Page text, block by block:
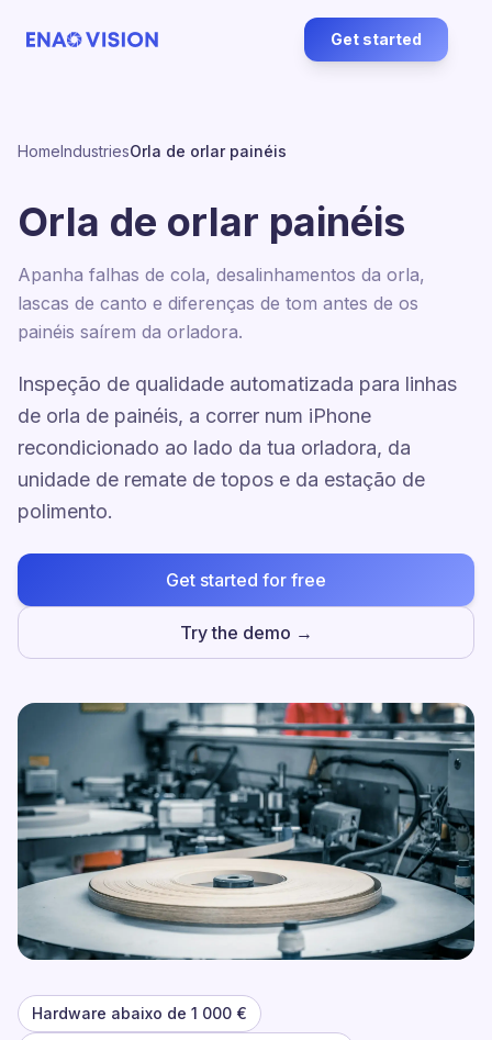
Get started
HomeIndustriesOrla de orlar painéis
Orla de orlar painéis
Apanha falhas de cola, desalinhamentos da orla,
lascas de canto e diferenças de tom antes de os
painéis saírem da orladora.
Inspeção de qualidade automatizada para linhas
de orla de painéis, a correr num iPhone
recondicionado ao lado da tua orladora, da
unidade de remate de topos e da estação de
polimento.
Get started for free
Try the demo →
Hardware abaixo de 1 000 €